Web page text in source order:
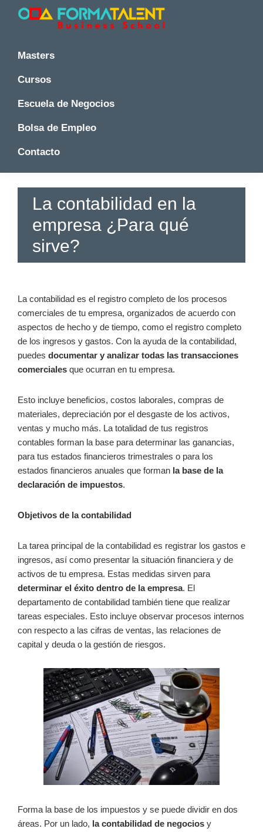
Saltar
Saltar
Saltar
principal
y
Master
en
Madrid
Formatalent
y
en
-
Formatalent
Masters
Cursos
Escuela de Negocios
Bolsa de Empleo
Contacto
La contabilidad en la
empresa ¿Para qué
sirve?
La contabilidad es el registro completo de los procesos
comerciales de tu empresa, organizados de acuerdo con
aspectos de hecho y de tiempo, como el registro completo
de los ingresos y gastos. Con la ayuda de la contabilidad,
puedes documentar y analizar todas las transacciones
comerciales que ocurran en tu empresa.
Esto incluye beneficios, costos laborales, compras de
materiales, depreciación por el desgaste de los activos,
ventas y mucho más. La totalidad de tus registros
contables forman la base para determinar las ganancias,
para tus estados financieros trimestrales o para los
estados financieros anuales que forman la base de la
declaración de impuestos.
Objetivos de la contabilidad
La tarea principal de la contabilidad es registrar los gastos e
ingresos, así como presentar la situación financiera y de
activos de tu empresa. Estas medidas sirven para
determinar el éxito dentro de la empresa. El
departamento de contabilidad también tiene que realizar
tareas especiales. Esto incluye observar procesos internos
con respecto a las cifras de ventas, las relaciones de
capital y deuda o la gestión de riesgos.
Forma la base de los impuestos y se puede dividir en dos
áreas. Por un lado, la contabilidad de negocios y